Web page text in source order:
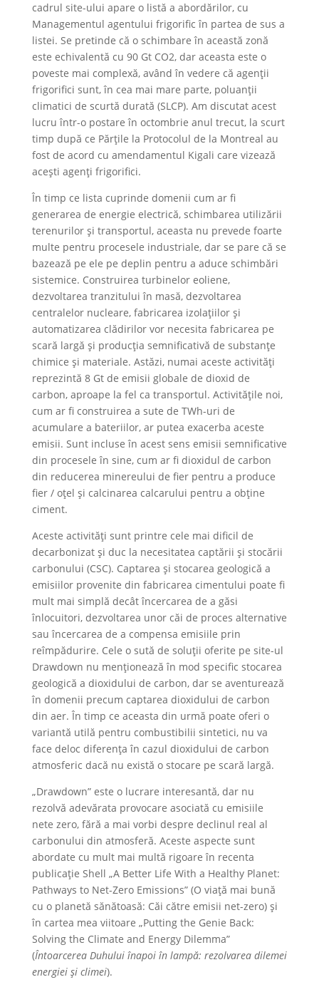
cadrul site-ului apare o listă a abordărilor, cu
Managementul agentului frigorific în partea de sus a
listei. Se pretinde că o schimbare în această zonă
este echivalentă cu 90 Gt CO2, dar aceasta este o
poveste mai complexă, având în vedere că agenții
frigorifici sunt, în cea mai mare parte, poluanții
climatici de scurtă durată (SLCP). Am discutat acest
lucru într-o postare în octombrie anul trecut, la scurt
timp după ce Părțile la Protocolul de la Montreal au
fost de acord cu amendamentul Kigali care vizează
acești agenți frigorifici.
În timp ce lista cuprinde domenii cum ar fi
generarea de energie electrică, schimbarea utilizării
terenurilor și transportul, aceasta nu prevede foarte
multe pentru procesele industriale, dar se pare că se
bazează pe ele pe deplin pentru a aduce schimbări
sistemice. Construirea turbinelor eoliene,
dezvoltarea tranzitului în masă, dezvoltarea
centralelor nucleare, fabricarea izolațiilor și
automatizarea clădirilor vor necesita fabricarea pe
scară largă și producția semnificativă de substanțe
chimice și materiale. Astăzi, numai aceste activități
reprezintă 8 Gt de emisii globale de dioxid de
carbon, aproape la fel ca transportul. Activitățile noi,
cum ar fi construirea a sute de TWh-uri de
acumulare a bateriilor, ar putea exacerba aceste
emisii. Sunt incluse în acest sens emisii semnificative
din procesele în sine, cum ar fi dioxidul de carbon
din reducerea minereului de fier pentru a produce
fier / oțel și calcinarea calcarului pentru a obține
ciment.
Aceste activități sunt printre cele mai dificil de
decarbonizat și duc la necesitatea captării și stocării
carbonului (CSC). Captarea și stocarea geologică a
emisiilor provenite din fabricarea cimentului poate fi
mult mai simplă decât încercarea de a găsi
înlocuitori, dezvoltarea unor căi de proces alternative
sau încercarea de a compensa emisiile prin
reîmpădurire. Cele o sută de soluții oferite pe site-ul
Drawdown nu menționează în mod specific stocarea
geologică a dioxidului de carbon, dar se aventurează
în domenii precum captarea dioxidului de carbon
din aer. În timp ce aceasta din urmă poate oferi o
variantă utilă pentru combustibilii sintetici, nu va
face deloc diferența în cazul dioxidului de carbon
atmosferic dacă nu există o stocare pe scară largă.
„Drawdown” este o lucrare interesantă, dar nu
rezolvă adevărata provocare asociată cu emisiile
nete zero, fără a mai vorbi despre declinul real al
carbonului din atmosferă. Aceste aspecte sunt
abordate cu mult mai multă rigoare în recenta
publicație Shell „A Better Life With a Healthy Planet:
Pathways to Net-Zero Emissions” (O viață mai bună
cu o planetă sănătoasă: Căi către emisii net-zero) și
în cartea mea viitoare „Putting the Genie Back:
Solving the Climate and Energy Dilemma”
(Întoarcerea Duhului înapoi în lampă: rezolvarea dilemei
energiei şi climei).